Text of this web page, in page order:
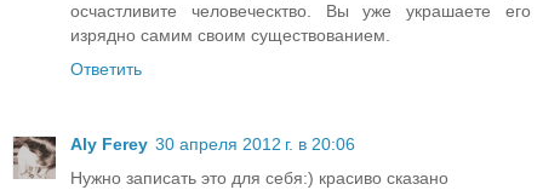
осчастливите человеческтво. Вы уже украшаете его
изрядно самим своим существованием.
Ответить
Aly Ferey 30 апреля 2012 г. в 20:06
Нужно записать это для себя:) красиво сказано